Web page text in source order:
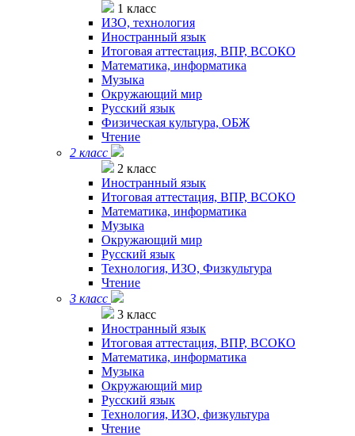
1 класс
ИЗО, технология
Иностранный язык
Итоговая аттестация, ВПР, ВСОКО
Математика, информатика
Музыка
Окружающий мир
Русский язык
Физическая культура, ОБЖ
Чтение
2 класс
2 класс
Иностранный язык
Итоговая аттестация, ВПР, ВСОКО
Математика, информатика
Музыка
Окружающий мир
Русский язык
Технология, ИЗО, Физкультура
Чтение
3 класс
3 класс
Иностранный язык
Итоговая аттестация, ВПР, ВСОКО
Математика, информатика
Музыка
Окружающий мир
Русский язык
Технология, ИЗО, физкультура
Чтение